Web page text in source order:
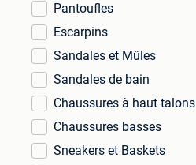
Pantoufles
Escarpins
Sandales et Mûles
Sandales de bain
Chaussures à haut talons
Chaussures basses
Sneakers et Baskets